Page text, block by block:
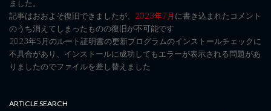
ました。
記事はおおよそ復旧できましたが、 2023年7月に書き込まれたコメント
のうち消えてしまったものの復旧が不可能です
2023年5月のルート証明書の更新プログラムのインストールチェックに
不具合があり、インストールに成功してもエラーが表示される問題があ
りましたのでファイルを差し替えました
ARTICLE SEARCH